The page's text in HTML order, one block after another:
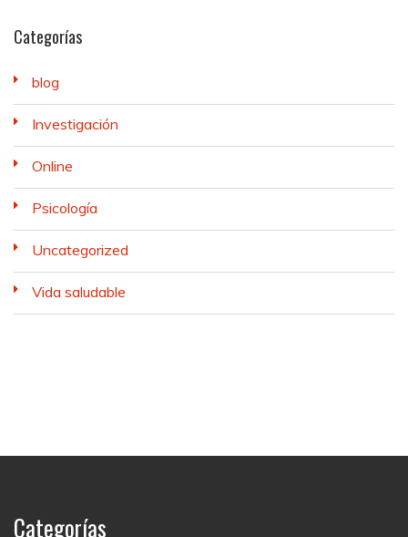
Categorías
blog
Investigación
Online
Psicología
Uncategorized
Vida saludable
Categorías